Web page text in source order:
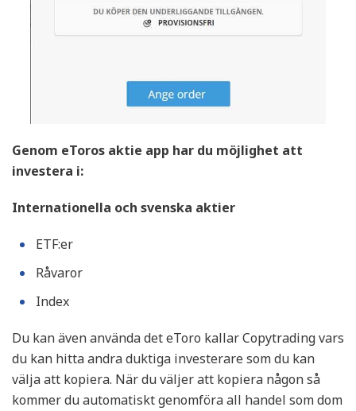
Genom eToros aktie app har du möjlighet att
investera i:
Internationella och svenska aktier
ETF:er
Råvaror
Index
Du kan även använda det eToro kallar Copytrading vars
du kan hitta andra duktiga investerare som du kan
välja att kopiera. När du väljer att kopiera någon så
kommer du automatiskt genomföra all handel som dom